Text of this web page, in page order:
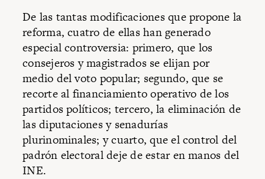
De las tantas modificaciones que propone la
reforma, cuatro de ellas han generado
especial controversia: primero, que los
consejeros y magistrados se elijan por
medio del voto popular; segundo, que se
recorte al financiamiento operativo de los
partidos políticos; tercero, la eliminación de
las diputaciones y senadurías
plurinominales; y cuarto, que el control del
padrón electoral deje de estar en manos del
INE.